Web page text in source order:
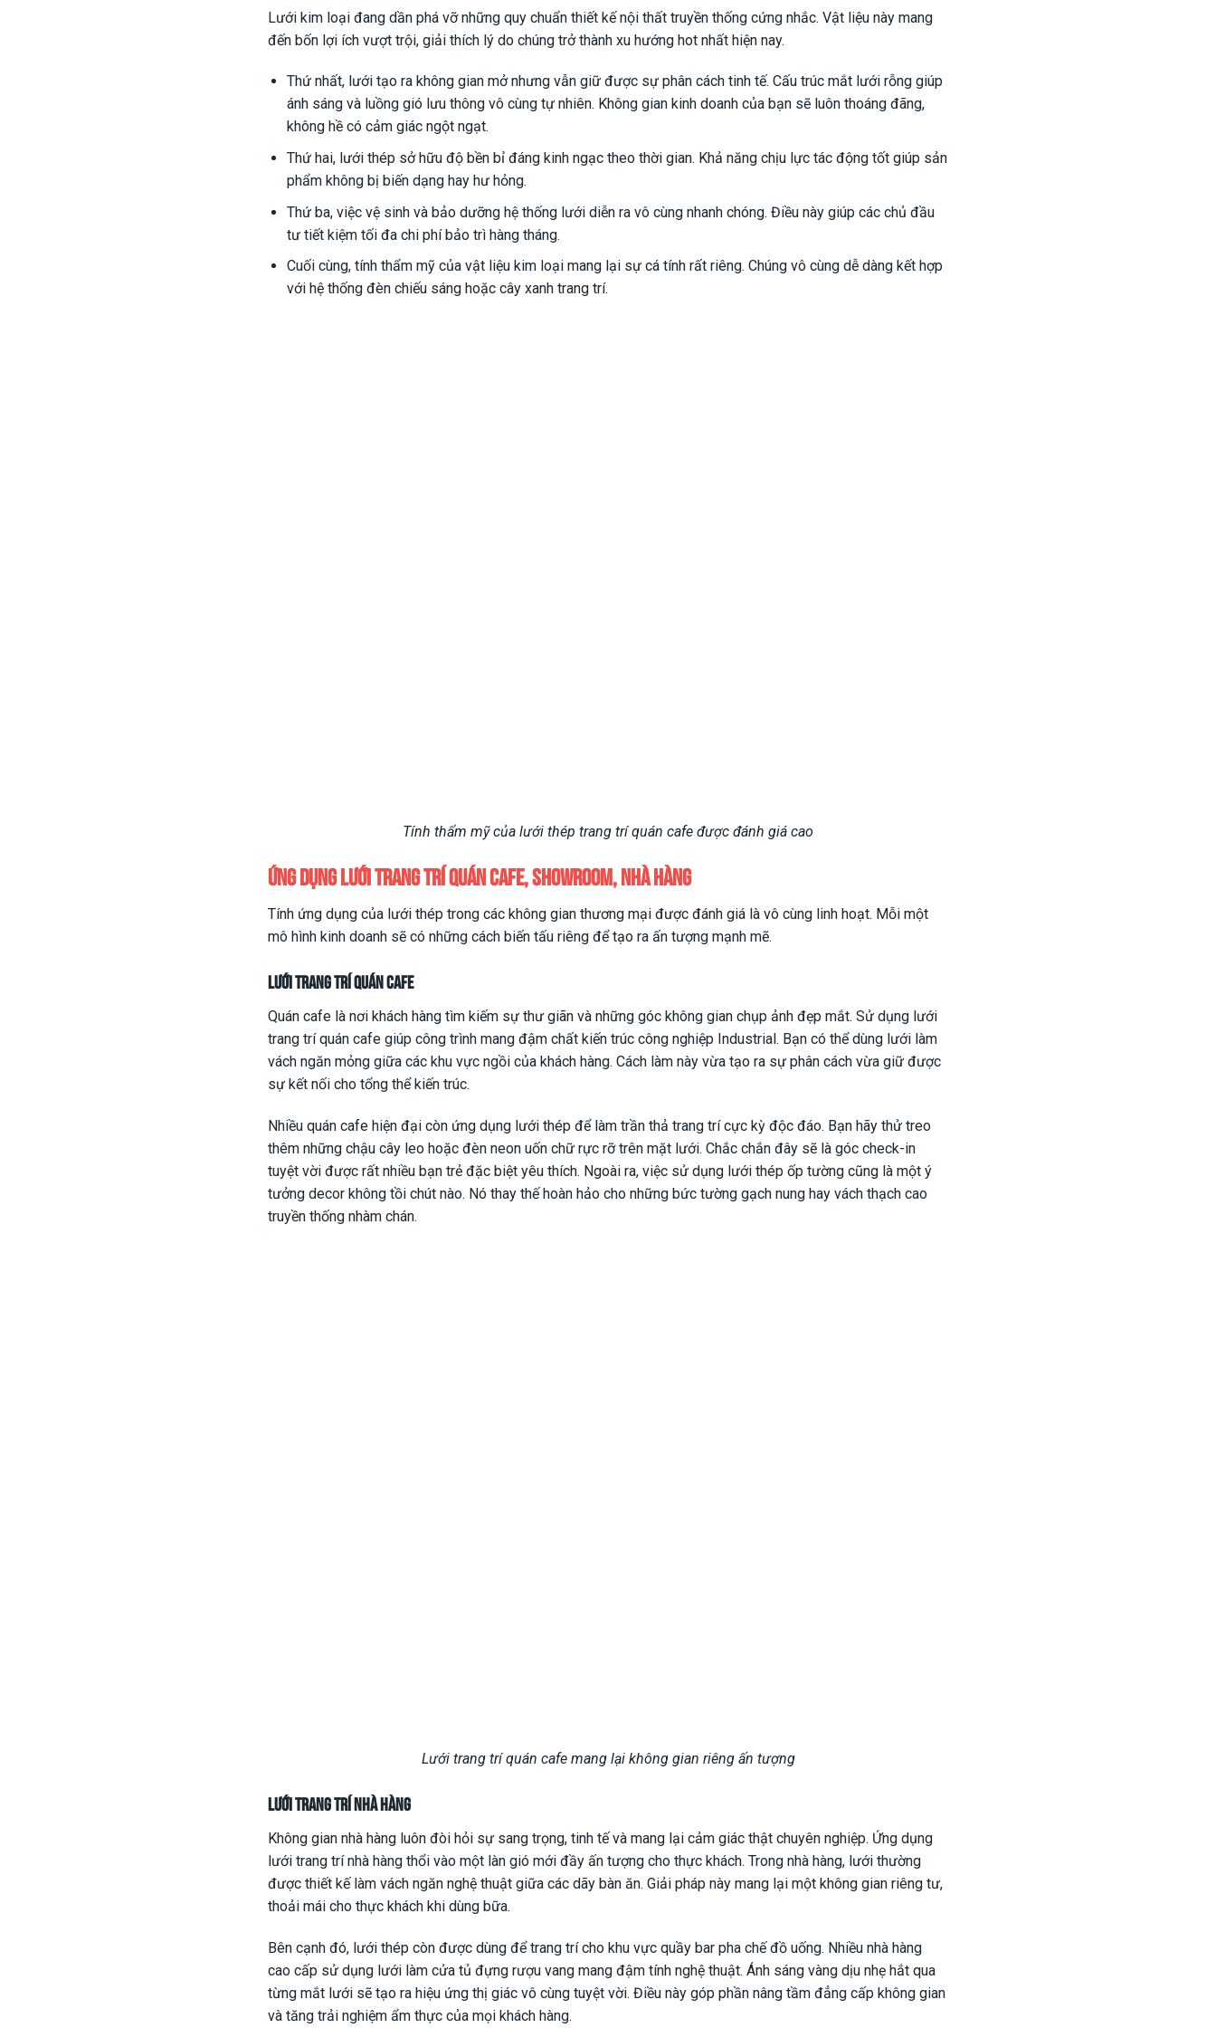
Lưới kim loại đang dần phá vỡ những quy chuẩn thiết kế nội thất truyền thống cứng nhắc. Vật liệu này mang
đến bốn lợi ích vượt trội, giải thích lý do chúng trở thành xu hướng hot nhất hiện nay.
Thứ nhất, lưới tạo ra không gian mở nhưng vẫn giữ được sự phân cách tinh tế. Cấu trúc mắt lưới rỗng giúp
ánh sáng và luồng gió lưu thông vô cùng tự nhiên. Không gian kinh doanh của bạn sẽ luôn thoáng đãng,
không hề có cảm giác ngột ngạt.
Thứ hai, lưới thép sở hữu độ bền bỉ đáng kinh ngạc theo thời gian. Khả năng chịu lực tác động tốt giúp sản
phẩm không bị biến dạng hay hư hỏng.
Thứ ba, việc vệ sinh và bảo dưỡng hệ thống lưới diễn ra vô cùng nhanh chóng. Điều này giúp các chủ đầu
tư tiết kiệm tối đa chi phí bảo trì hàng tháng.
Cuối cùng, tính thẩm mỹ của vật liệu kim loại mang lại sự cá tính rất riêng. Chúng vô cùng dễ dàng kết hợp
với hệ thống đèn chiếu sáng hoặc cây xanh trang trí.
Tính thẩm mỹ của lưới thép trang trí quán cafe được đánh giá cao
Ứng dụng lưới trang trí quán cafe, showroom, nhà hàng
Tính ứng dụng của lưới thép trong các không gian thương mại được đánh giá là vô cùng linh hoạt. Mỗi một
mô hình kinh doanh sẽ có những cách biến tấu riêng để tạo ra ấn tượng mạnh mẽ.
Lưới trang trí quán cafe
Quán cafe là nơi khách hàng tìm kiếm sự thư giãn và những góc không gian chụp ảnh đẹp mắt. Sử dụng lưới
trang trí quán cafe giúp công trình mang đậm chất kiến trúc công nghiệp Industrial. Bạn có thể dùng lưới làm
vách ngăn mỏng giữa các khu vực ngồi của khách hàng. Cách làm này vừa tạo ra sự phân cách vừa giữ được
sự kết nối cho tổng thể kiến trúc.
Nhiều quán cafe hiện đại còn ứng dụng lưới thép để làm trần thả trang trí cực kỳ độc đáo. Bạn hãy thử treo
thêm những chậu cây leo hoặc đèn neon uốn chữ rực rỡ trên mặt lưới. Chắc chắn đây sẽ là góc check-in
tuyệt vời được rất nhiều bạn trẻ đặc biệt yêu thích. Ngoài ra, việc sử dụng lưới thép ốp tường cũng là một ý
tưởng decor không tồi chút nào. Nó thay thế hoàn hảo cho những bức tường gạch nung hay vách thạch cao
truyền thống nhàm chán.
Lưới trang trí quán cafe mang lại không gian riêng ấn tượng
Lưới trang trí nhà hàng
Không gian nhà hàng luôn đòi hỏi sự sang trọng, tinh tế và mang lại cảm giác thật chuyên nghiệp. Ứng dụng
lưới trang trí nhà hàng thổi vào một làn gió mới đầy ấn tượng cho thực khách. Trong nhà hàng, lưới thường
được thiết kế làm vách ngăn nghệ thuật giữa các dãy bàn ăn. Giải pháp này mang lại một không gian riêng tư,
thoải mái cho thực khách khi dùng bữa.
Bên cạnh đó, lưới thép còn được dùng để trang trí cho khu vực quầy bar pha chế đồ uống. Nhiều nhà hàng
cao cấp sử dụng lưới làm cửa tủ đựng rượu vang mang đậm tính nghệ thuật. Ánh sáng vàng dịu nhẹ hắt qua
từng mắt lưới sẽ tạo ra hiệu ứng thị giác vô cùng tuyệt vời. Điều này góp phần nâng tầm đẳng cấp không gian
và tăng trải nghiệm ẩm thực của mọi khách hàng.